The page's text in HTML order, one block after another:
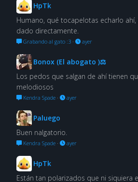
HpTk
Humano, qué tocapelotas echarlo
dado directamente.
Grabando al gato :3· ayer
Bonox (El abogato )⚖
Los pedos que salgan de ahí tienen
melodiosos
Kendra Spade· ayer
Paluego
Buen nalgatorio.
Kendra Spade· ayer
HpTk
Están tan polarizados que ni siquiera